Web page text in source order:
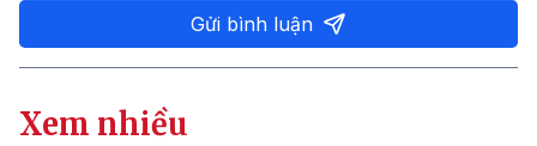
Gửi bình luận
Xem nhiều